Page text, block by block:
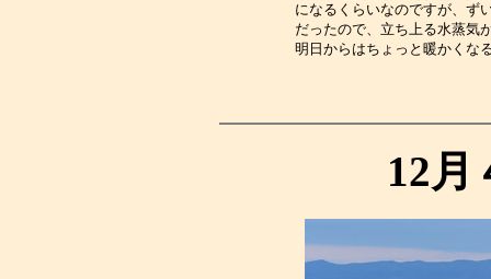
になるくらいなのですが、ず
だったので、立ち上る水蒸気
明日からはちょっと暖かく
12月